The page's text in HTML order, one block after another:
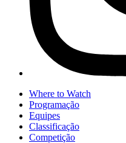
Where to Watch
Programação
Equipes
Classificação
Competição